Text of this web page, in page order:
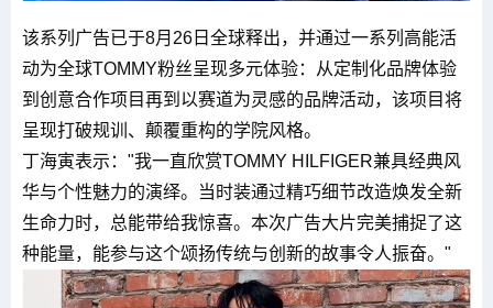
该系列广告已于8月26日全球释出，并通过一系列高能活
动为全球TOMMY粉丝呈现多元体验：从定制化品牌体验
到创意合作项目再到以赛道为灵感的品牌活动，该项目将
呈现打破规训、颠覆重构的学院风格。
丁海寅表示："我一直欣赏TOMMY HILFIGER兼具经典风
华与个性魅力的演绎。当时装通过精巧细节改造焕发全新
生命力时，总能带给我惊喜。本次广告大片完美捕捉了这
种能量，能参与这个颂扬传统与创新的故事令人振奋。"